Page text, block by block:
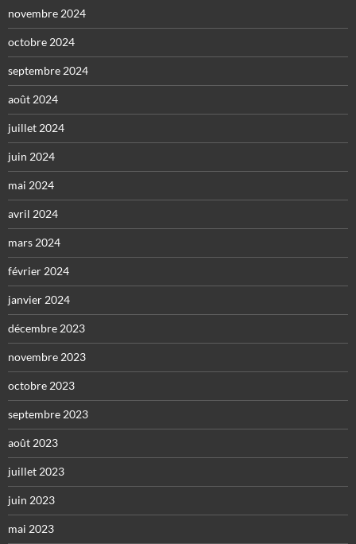
novembre 2024
octobre 2024
septembre 2024
août 2024
juillet 2024
juin 2024
mai 2024
avril 2024
mars 2024
février 2024
janvier 2024
décembre 2023
novembre 2023
octobre 2023
septembre 2023
août 2023
juillet 2023
juin 2023
mai 2023